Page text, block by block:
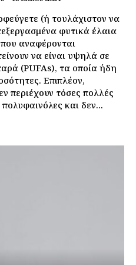
(ή τουλάχιστον να
φυτικά έλαια
αναφέρονται
(PUFAs), τα οποία ήδη
Επιπλέον,
περιέχουν τόσες πολλές
πολυφαινόλες και δεν...